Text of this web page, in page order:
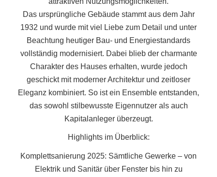
Das ursprüngliche Gebäude stammt aus dem Jahr
1932 und wurde mit viel Liebe zum Detail und unter
Beachtung heutiger Bau- und Energiestandards
vollständig modernisiert. Dabei blieb der charmante
Charakter des Hauses erhalten, wurde jedoch
geschickt mit moderner Architektur und zeitloser
Eleganz kombiniert. So ist ein Ensemble entstanden,
das sowohl stilbewusste Eigennutzer als auch
Kapitalanleger überzeugt.
Highlights im Überblick:
Komplettsanierung 2025: Sämtliche Gewerke – von
Elektrik und Sanitär über Fenster bis hin zu